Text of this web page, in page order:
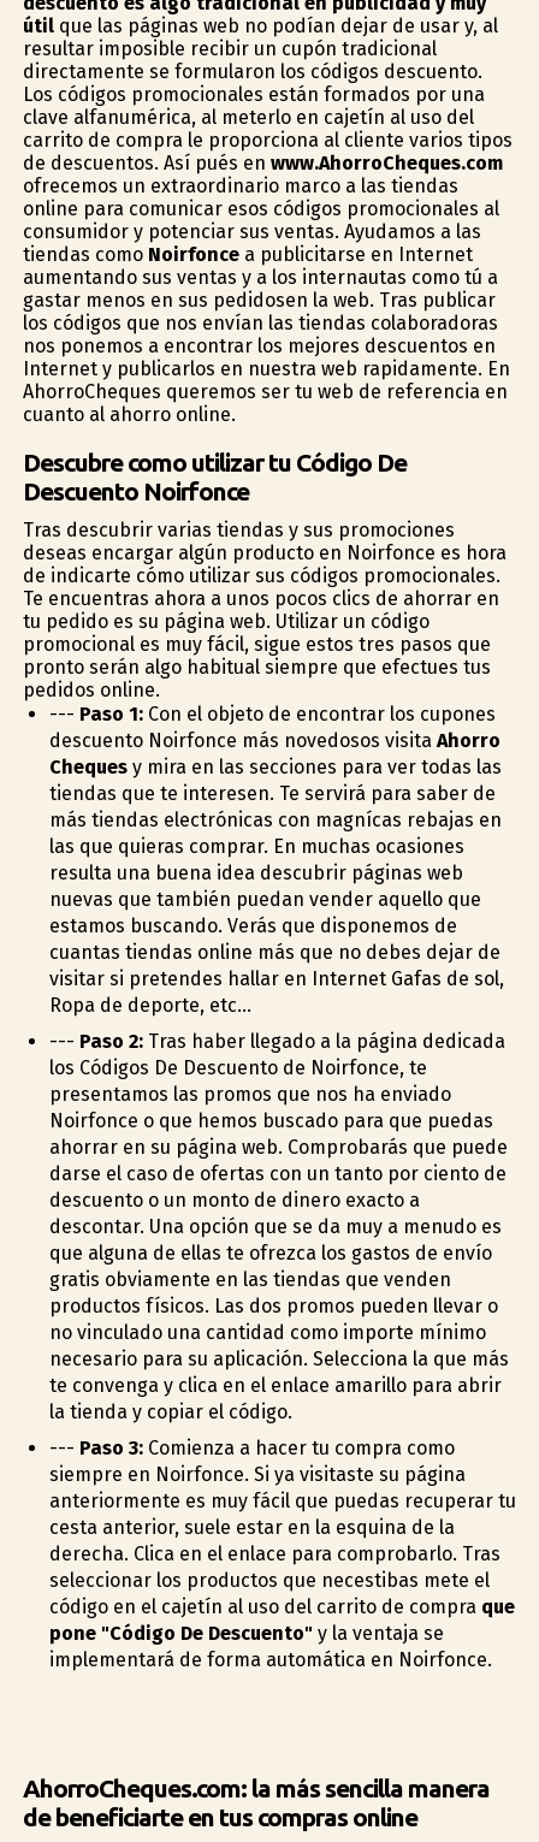
útilque las páginas web no podían dejar de usar y, al
resultar imposible recibir un cupón tradicional
directamente se formularon los códigos descuento.
Los códigos promocionales están formados por una
clave alfanumérica, al meterlo en cajetín al uso del
carrito de compra le proporciona al cliente varios tipos
de descuentos. Así pués en www.AhorroCheques.com
ofrecemos un extraordinario marco a las tiendas
online para comunicar esos códigos promocionales al
consumidor y potenciar sus ventas. Ayudamos a las
tiendas como Noirfoncea publicitarse en Internet
aumentando sus ventas y a los internautas como tú a
gastar menos en sus pedidosen la web. Tras publicar
los códigos que nos envían las tiendas colaboradoras
nos ponemos a encontrar los mejores descuentos en
Internet y publicarlos en nuestra web rapidamente. En
AhorroCheques queremos ser tu web de referencia en
cuanto al ahorro online.
Descubre como utilizar tu Código De
Descuento Noirfonce
Tras descubrir varias tiendas y sus promociones
deseas encargar algún producto en Noirfonce es hora
de indicarte cómo utilizar sus códigos promocionales.
Te encuentras ahora a unos pocos clics de ahorrar en
tu pedido es su página web. Utilizar un código
promocional es muy fácil, sigue estos tres pasos que
pronto serán algo habitual siempre que efectues tus
pedidos online.
--- Paso 1:Con el objeto de encontrar los cupones
descuento Noirfonce más novedosos visita Ahorro
Chequesy mira en las secciones para ver todas las
tiendas que te interesen. Te servirá para saber de
más tiendas electrónicas con magníficas rebajas en
las que quieras comprar. En muchas ocasiones
resulta una buena idea descubrir páginas web
nuevas que también puedan vender aquello que
estamos buscando. Verás que disponemos de
cuantas tiendas online más que no debes dejar de
visitar si pretendes hallar en Internet Gafas de sol,
Ropa de deporte, etc...
--- Paso 2:Tras haber llegado a la página dedicada
los Códigos De Descuento de Noirfonce, te
presentamos las promos que nos ha enviado
Noirfonce o que hemos buscado para que puedas
ahorrar en su página web. Comprobarás que puede
darse el caso de ofertas con un tanto por ciento de
descuento o un monto de dinero exacto a
descontar. Una opción que se da muy a menudo es
que alguna de ellas te ofrezca los gastos de envío
gratis obviamente en las tiendas que venden
productos físicos. Las dos promos pueden llevar o
no vinculado una cantidad como importe mínimo
necesario para su aplicación. Selecciona la que más
te convenga y clica en el enlace amarillo para abrir
la tienda y copiar el código.
--- Paso 3:Comienza a hacer tu compra como
siempre en Noirfonce. Si ya visitaste su página
anteriormente es muy fácil que puedas recuperar tu
cesta anterior, suele estar en la esquina de la
derecha. Clica en el enlace para comprobarlo. Tras
seleccionar los productos que necestibas mete el
código en el cajetín al uso del carrito de compra que
pone "Código De Descuento"y la ventaja se
implementará de forma automática en Noirfonce.
AhorroCheques.com: la más sencilla manera
de beneficiarte en tus compras online